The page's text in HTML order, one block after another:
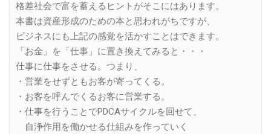
格差社会で富を蓄えるヒントがそこにはあります。
本書は資産形成のための本と思われがちですが、
ビジネスにも上記の感覚を活かすことはできます。
「お金」を「仕事」に置き換えてみると・・・
仕事に仕事をさせる。つまり、
・営業をせずともお客が寄ってくる。
・お客を呼んでくるお客に営業する。
・仕事を行うことでPDCAサイクルを回せて、
自浄作用を働かせる仕組みを作っていく